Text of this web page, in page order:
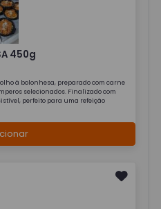
450g
à bolonhesa, preparado com carne
selecionados. Finalizado com
perfeito para uma refeição